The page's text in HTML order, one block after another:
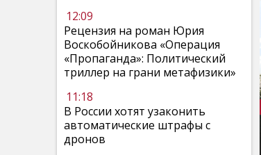
12:09
Рецензия на роман Юрия
Воскобойникова «Операция
«Пропаганда»: Политический
триллер на грани метафизики»
11:18
В России хотят узаконить
автоматические штрафы с
дронов